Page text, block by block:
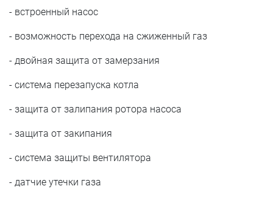
- встроенный насос
- возможность перехода на сжиженный газ
- двойная защита от замерзания
- система перезапуска котла
- защита от залипания ротора насоса
- защита от закипания
- система защиты вентилятора
- датчие утечки газа